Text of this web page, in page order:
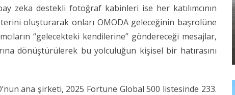
zeka destekli fotoğraf kabinleri ise her katılımcının
oluşturarak onları OMODA geleceğinin başrolüne
“gelecekteki kendilerine” göndereceği mesajlar,
dönüştürülerek bu yolculuğun kişisel bir hatırasını
ana şirketi, 2025 Fortune Global 500 listesinde 233.